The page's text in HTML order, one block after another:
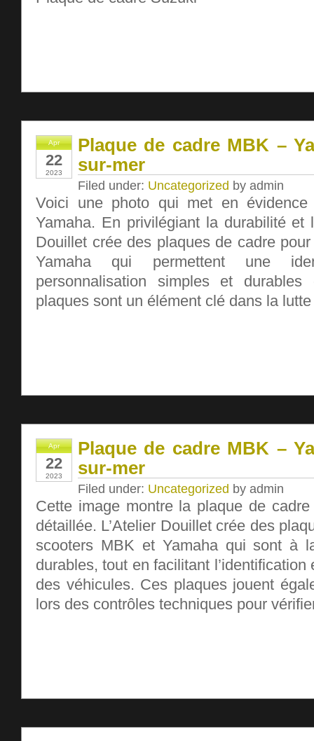
Apr
22
2023
Plaque de cadre MBK –
sur-mer
Filed under: Uncategorized by admin
Voici une photo qui met en
Yamaha. En privilégiant la durabilité et
Douillet crée des plaques de cadre
Yamaha qui permettent une
personnalisation simples et
plaques sont un élément clé dans la
Apr
22
2023
Plaque de cadre MBK –
sur-mer
Filed under: Uncategorized by admin
Cette image montre la plaque de
détaillée. L’Atelier Douillet crée des
scooters MBK et Yamaha qui sont à
durables, tout en facilitant
des véhicules. Ces plaques jouent
lors des contrôles techniques pour